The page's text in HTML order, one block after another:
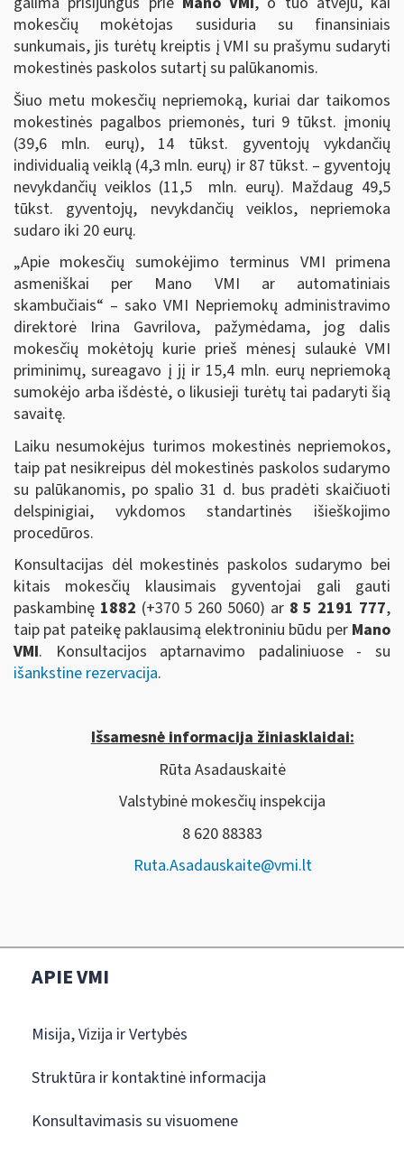
mokesčių mokėtojas susiduria su finansiniais
sunkumais, jis turėtų kreiptis į VMI su prašymu sudaryti
mokestinės paskolos sutartį su palūkanomis.
Šiuo metu mokesčių nepriemoką, kuriai dar taikomos
mokestinės pagalbos priemonės, turi 9 tūkst. įmonių
(39,6 mln. eurų), 14 tūkst. gyventojų vykdančių
individualią veiklą (4,3 mln. eurų) ir 87 tūkst. – gyventojų
nevykdančių veiklos (11,5 mln. eurų). Maždaug 49,5
tūkst. gyventojų, nevykdančių veiklos, nepriemoka
sudaro iki 20 eurų.
„Apie mokesčių sumokėjimo terminus VMI primena
asmeniškai per Mano VMI ar automatiniais
skambučiais“ – sako VMI Nepriemokų administravimo
direktorė Irina Gavrilova, pažymėdama, jog dalis
mokesčių mokėtojų kurie prieš mėnesį sulaukė VMI
priminimų, sureagavo į jį ir 15,4 mln. eurų nepriemoką
sumokėjo arba išdėstė, o likusieji turėtų tai padaryti šią
savaitę.
Laiku nesumokėjus turimos mokestinės nepriemokos,
taip pat nesikreipus dėl mokestinės paskolos sudarymo
su palūkanomis, po spalio 31 d. bus pradėti skaičiuoti
delspinigiai, vykdomos standartinės išieškojimo
procedūros.
Konsultacijas dėl mokestinės paskolos sudarymo bei
kitais mokesčių klausimais gyventojai gali gauti
paskambinę 1882 (+370 5 260 5060) ar 8 5 2191 777,
taip pat pateikę paklausimą elektroniniu būdu per Mano
VMI. Konsultacijos aptarnavimo padaliniuose - su
išankstine rezervacija.
Išsamesnė informacija žiniasklaidai:
Rūta Asadauskaitė
Valstybinė mokesčių inspekcija
8 620 88383
Ruta.Asadauskaite@vmi.lt
APIE VMI
Misija, Vizija ir Vertybės
Struktūra ir kontaktinė informacija
Konsultavimasis su visuomene